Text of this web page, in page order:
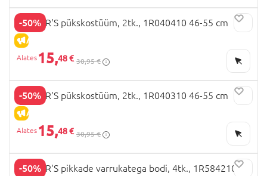
-50%
ALLAHINDLUS
CARTER'S pükskostüüm, 2tk., 1R040410 46-55 cm
15,48 € 30,95 €
-50%
ALLAHINDLUS
CARTER'S pükskostüüm, 2tk., 1R040310 46-55 cm
15,48 € 30,95 €
-50%
CARTER'S pikkade varrukatega bodi, 4tk., 1R584210